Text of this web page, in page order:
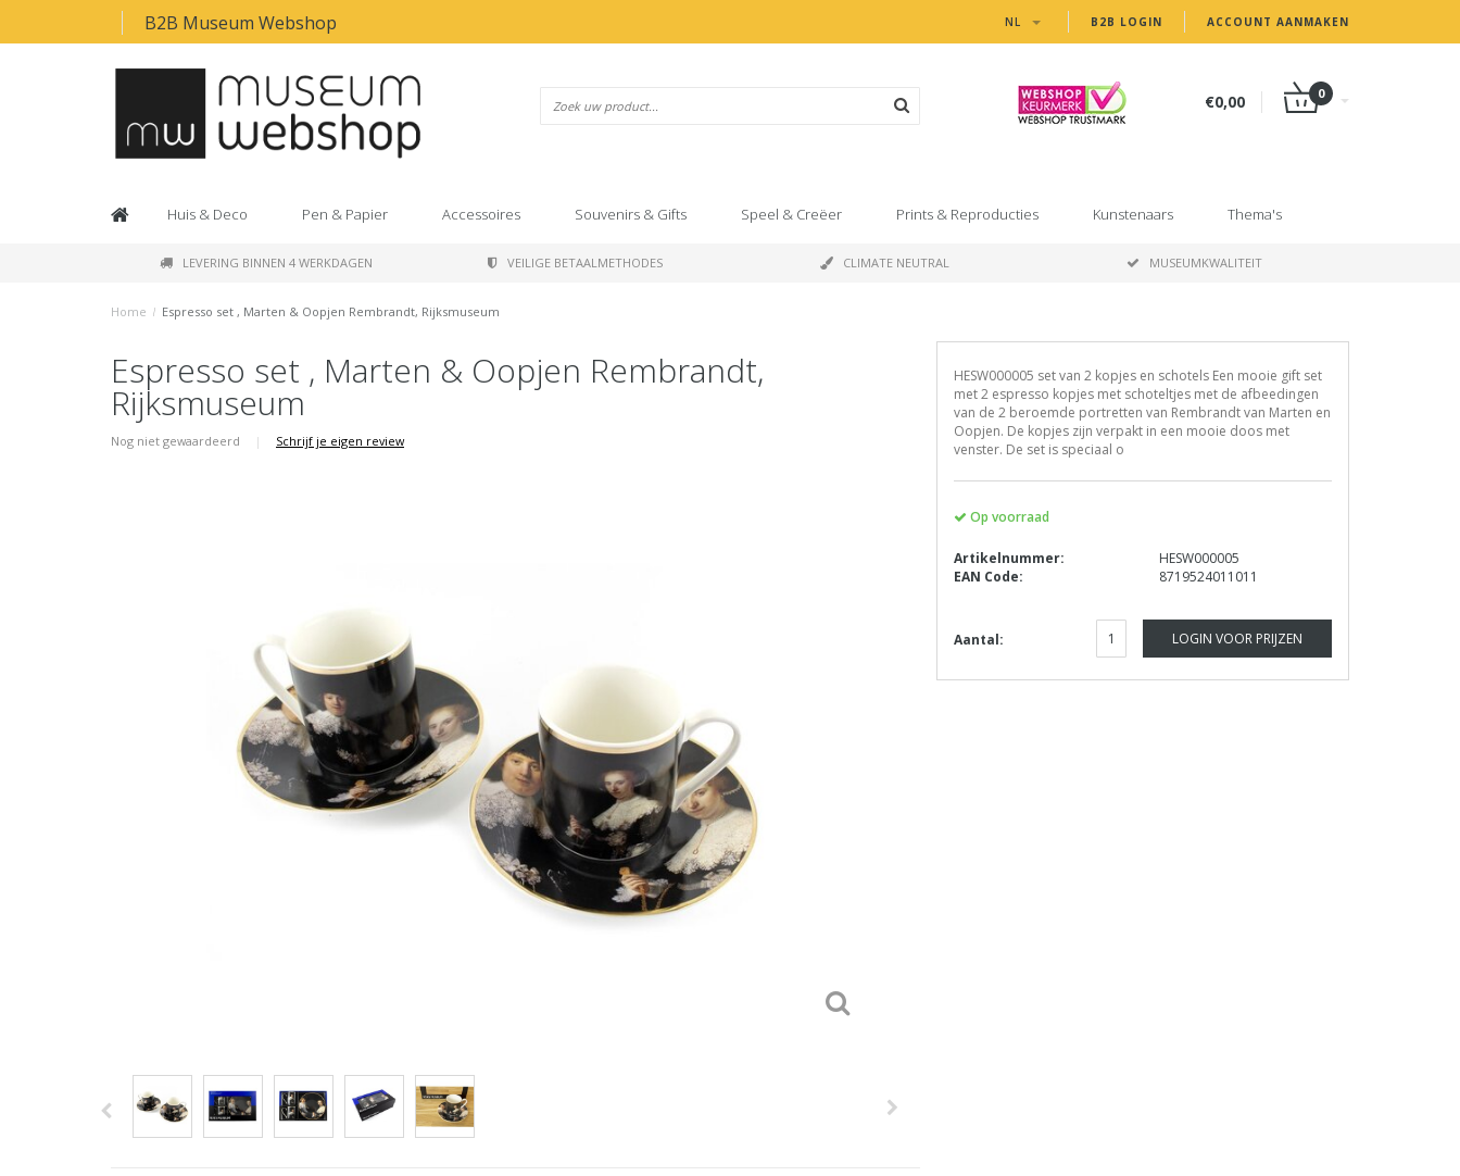
B2B Museum Webshop B2B LOGIN ACCOUNT AANMAKEN
NL
€0,00 0
Huis & Deco Pen & Papier Accessoires Souvenirs & Gifts Speel & Creëer Prints & Reproducties Kunstenaars Thema's
LEVERING BINNEN 4 WERKDAGEN VEILIGE BETAALMETHODES CLIMATE NEUTRAL MUSEUMKWALITEIT
Home / Espresso set , Marten & Oopjen Rembrandt, Rijksmuseum
Espresso set , Marten & Oopjen Rembrandt,
Rijksmuseum
Nog niet gewaardeerd | Schrijf je eigen review
HESW000005 set van 2 kopjes en schotels Een mooie gift set
met 2 espresso kopjes met schoteltjes met de afbeedingen
van de 2 beroemde portretten van Rembrandt van Marten en
Oopjen. De kopjes zijn verpakt in een mooie doos met
venster. De set is speciaal o
Op voorraad
Artikelnummer:
HESW000005
EAN Code:
8719524011011
Aantal: LOGIN VOOR PRIJZEN